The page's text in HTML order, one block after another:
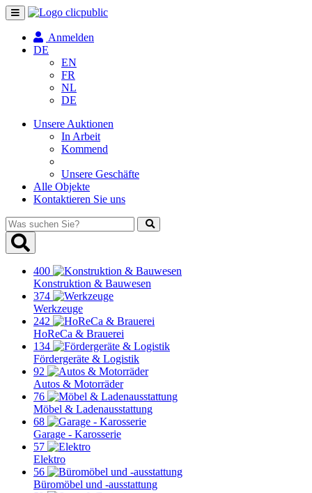
Navigation
umschalten
Anmelden
DE
EN
FR
NL
DE
Unsere Auktionen
In Arbeit
Kommend
Unsere Geschäfte
Alle Objekte
Kontaktieren Sie uns
Was
suchen
Sie?
400
Konstruktion & Bauwesen
374
Werkzeuge
242
HoReCa & Brauerei
134
Fördergeräte & Logistik
92
Autos & Motorräder
76
Möbel & Ladenausstattung
68
Garage - Karosserie
57
Elektro
56
Büromöbel und -ausstattung